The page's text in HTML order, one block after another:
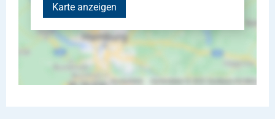
Karte anzeigen